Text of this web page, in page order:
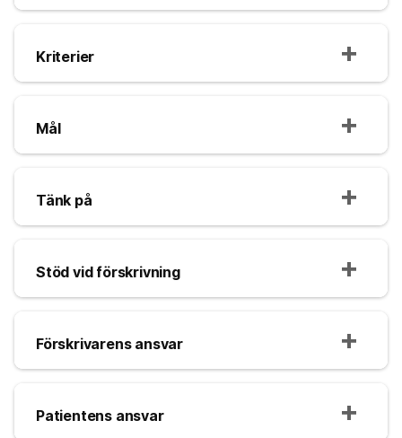
Kriterier
Mål
Tänk på
Stöd vid förskrivning
Förskrivarens ansvar
Patientens ansvar